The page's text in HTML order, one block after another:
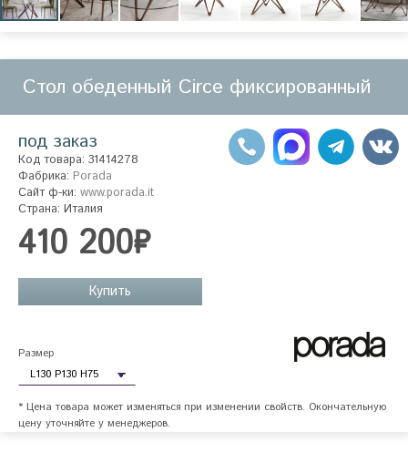
Стол обеденный Circe фиксированный
под заказ
Код товара: 31414278
Фабрика: Porada
Сайт ф-ки: www.porada.it
Страна: Италия
410 200₽
Купить
Размер
* Цена товара может изменяться при изменении свойств. Окончательную
цену уточняйте у менеджеров.